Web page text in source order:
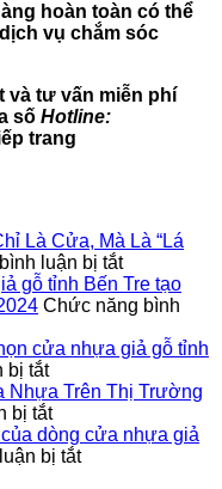
hoàn toàn có thể
vụ chắm sóc
tư vấn miễn phí
số Hotline:
trang
Là Cửa, Mà Là “Lá
luận bị tắtở
Cửa
Gỗ
Cháy
Chỉ
Cửa,
gỗ tỉnh Bến Tre tạo
Chức năng bình
cửa nhựa giả gỗ tỉnh
bị tắtở
Điểm
danh
những
lý
Nhựa Trên Thị Trường
bị tắtở
Thống
Kê
dòng cửa nhựa giả
bị tắtở